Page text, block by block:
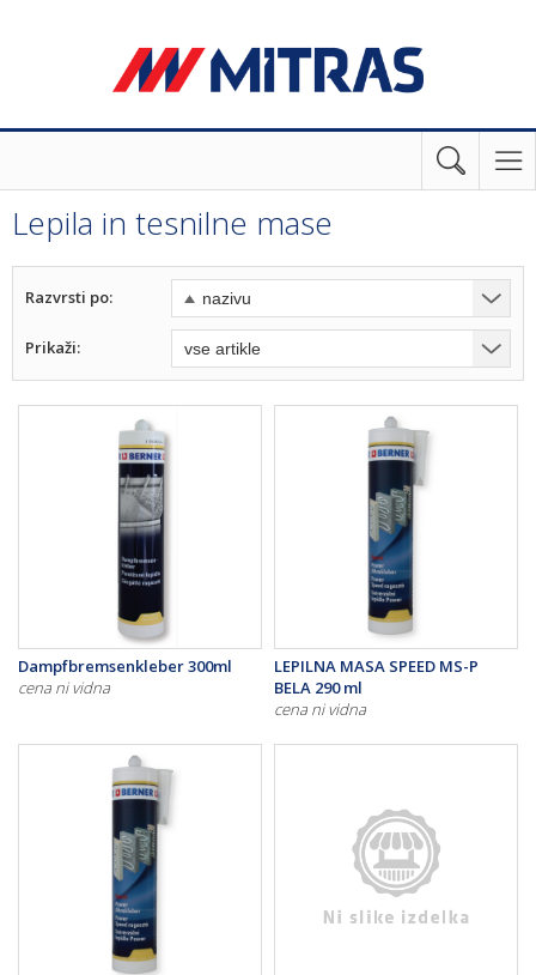
Lepila in tesnilne mase
Razvrsti po:
Prikaži:
Dampfbremsenkleber 300ml
cena ni vidna
LEPILNA MASA SPEED MS-P
BELA 290 ml
cena ni vidna